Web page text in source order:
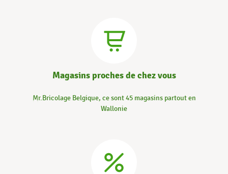
Magasins proches de chez vous
Mr.Bricolage Belgique, ce sont 45 magasins partout en
Wallonie